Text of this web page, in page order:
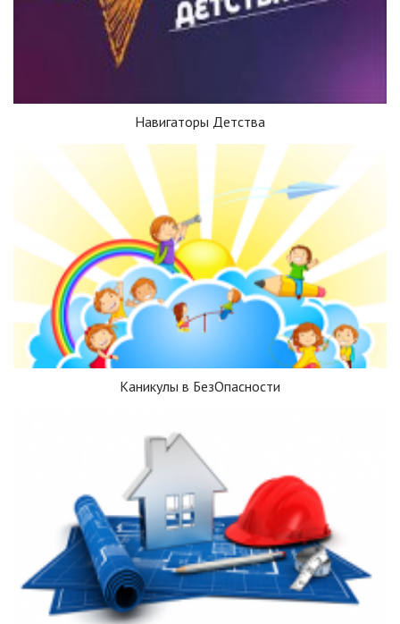
Навигаторы Детства
Каникулы в БезОпасности